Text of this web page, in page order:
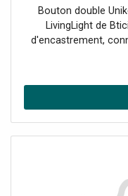
Bouton double
LivingLight de
d'encastrement,
V jusqu'à un
Smart, c'est-à-dire
une application
passerelle n'est
avec